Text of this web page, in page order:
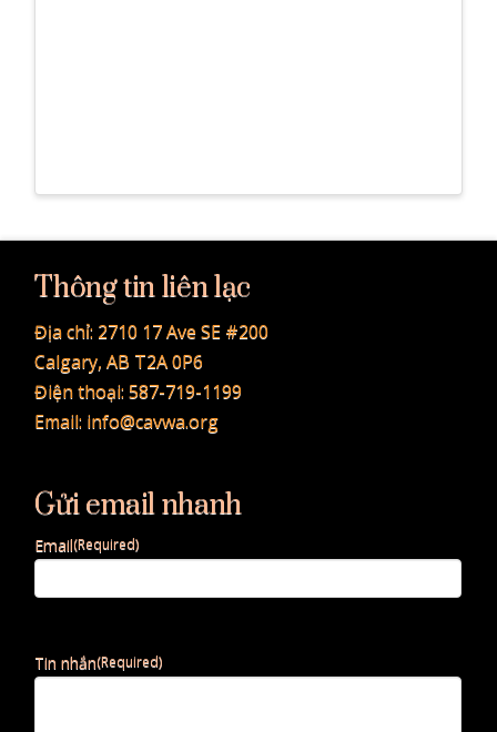
Thông tin liên lạc
Địa chỉ: 2710 17 Ave SE #200
Calgary, AB T2A 0P6
Điện thoại: 587-719-1199
Email: info@cavwa.org
Gửi email nhanh
Email(Required)
Tin nhắn(Required)